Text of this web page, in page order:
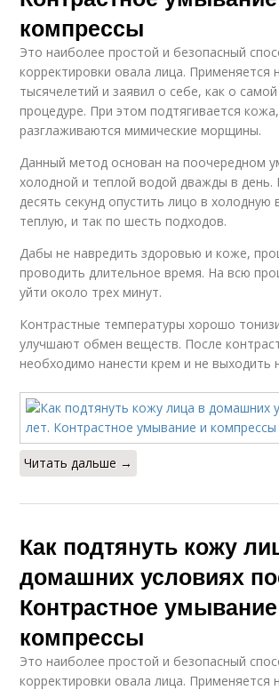
компрессы
Это наиболее простой и безопасный
корректировки овала лица. Применяется
тысячелетий и заявил о себе, как о
процедуре. При этом подтягивается кожа,
разглаживаются мимические морщины.
Данный метод основан на поочередном
холодной и теплой водой дважды в день.
десять секунд опустить лицо в холодную
теплую, и так по шесть подходов.
Дабы не навредить здоровью и коже,
проводить длительное время. На всю
уйти около трех минут.
Контрастные температуры хорошо
улучшают обмен веществ. После
необходимо нанести крем и не выходить
Читать дальше →
Как подтянуть кожу
домашних условиях
Контрастное
компрессы
Это наиболее простой и безопасный
корректировки овала лица. Применяется